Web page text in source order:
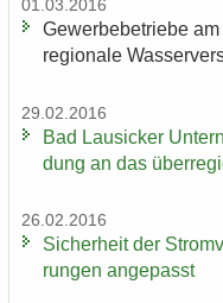
01.03.2016
Ge­wer­be­be­trie­be
re­gio­na­le
29.02.2016
Bad Lau­si­cker
dung an das
26.02.2016
Si­cher­heit der
run­gen an­ge­passt